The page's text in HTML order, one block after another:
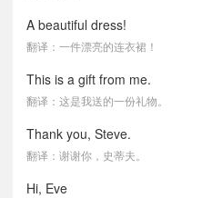
A beautiful dress!
翻译：一件漂亮的连衣裙！
This is a gift from me.
翻译：这是我送的一份礼物。
Thank you, Steve.
翻译：谢谢你，史蒂夫。
Hi, Eve